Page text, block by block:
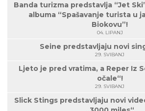
Banda turizma predstavlja “Jet
albuma “Spašavanje turista u
Biokovu”!
04. LIPANJ
Seine predstavljaju novi
29. SVIBANJ
Ljeto je pred vratima, a Reper Iz
očale“!
29. SVIBANJ
Slick Stings predstavljaju novi